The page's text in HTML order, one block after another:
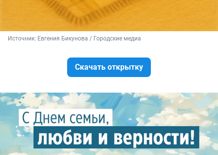
Источник: Евгения Бикунова / Городские медиа
Скачать открытку